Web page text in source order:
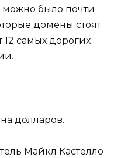
было почти
домены стоят
самых дорогих
долларов.
Майкл Кастелло